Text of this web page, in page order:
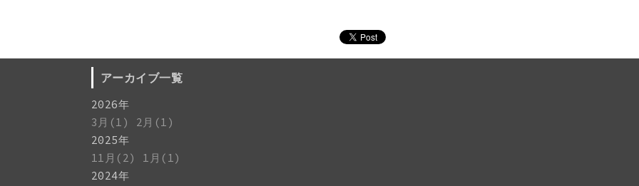
アーカイブ一覧
2026年
3月(1)
2月(1)
2025年
11月(2)
1月(1)
2024年